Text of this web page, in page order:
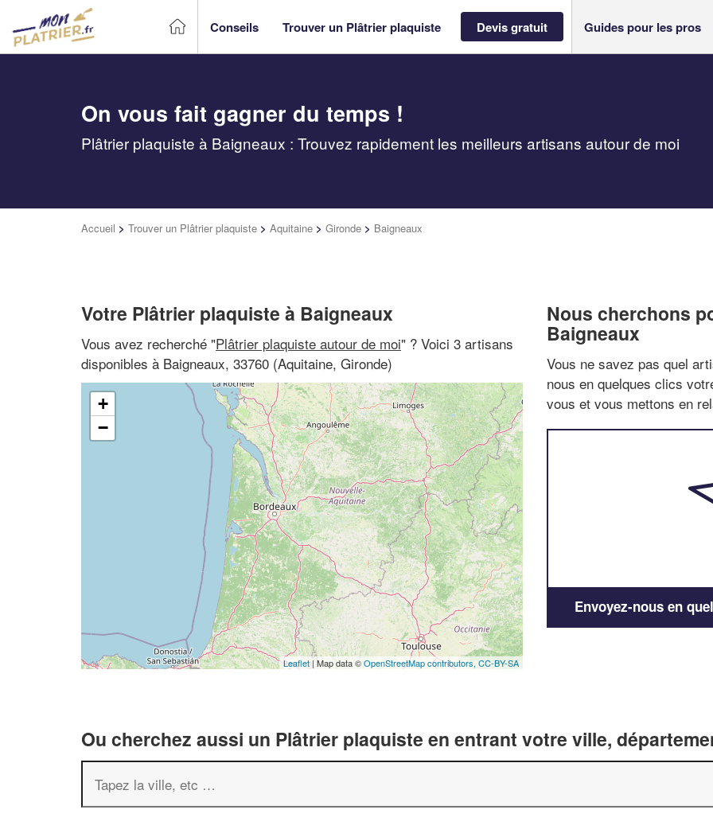
Conseils Trouver un Plâtrier plaquiste Devis gratuit Guides pour les pros
On vous fait gagner du temps !
Plâtrier plaquiste à Baigneaux : Trouvez rapidement les meilleurs artisans autour de moi
Accueil > Trouver un Plâtrier plaquiste > Aquitaine > Gironde > Baigneaux
Votre Plâtrier plaquiste à Baigneaux
Vous avez recherché "Plâtrier plaquiste autour de moi" ? Voici 3 artisans
disponibles à Baigneaux, 33760 (Aquitaine, Gironde)
+
−
Leaflet | Map data ©OpenStreetMap contributors, CC-BY-SA
Nous cherchons
Baigneaux
Vous ne savez pas quel
nous en quelques clics
vous et vous mettons en
Envoyez-nous en
Ou cherchez aussi un Plâtrier plaquiste en entrant votre ville,